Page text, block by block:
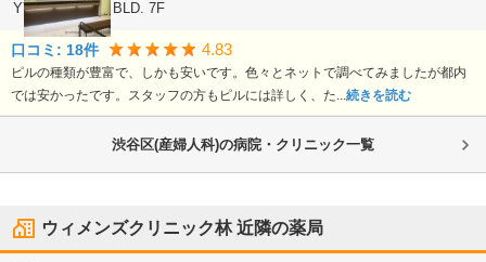
YY UDAGAWA BLD. 7F
口コミ: 18件 4.83
ピルの種類が豊富で、しかも安いです。色々とネットで調べてみましたが都内
では安かったです。スタッフの方もピルには詳しく、た... 続きを読む
渋谷区(産婦人科)の病院・クリニック一覧
ウィメンズクリニック林近隣の薬局